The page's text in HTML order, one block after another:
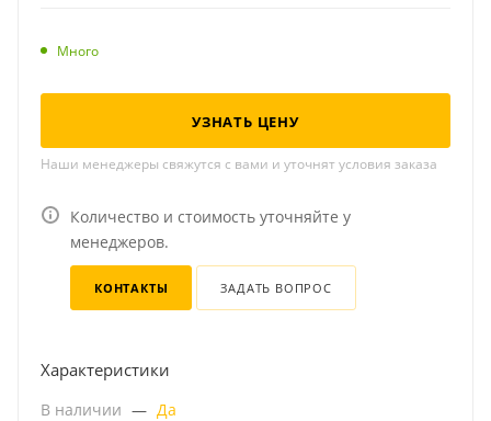
Много
УЗНАТЬ ЦЕНУ
Наши менеджеры свяжутся с вами и уточнят условия заказа
Количество и стоимость уточняйте у
менеджеров.
КОНТАКТЫ ЗАДАТЬ ВОПРОС
Характеристики
В наличии — Да